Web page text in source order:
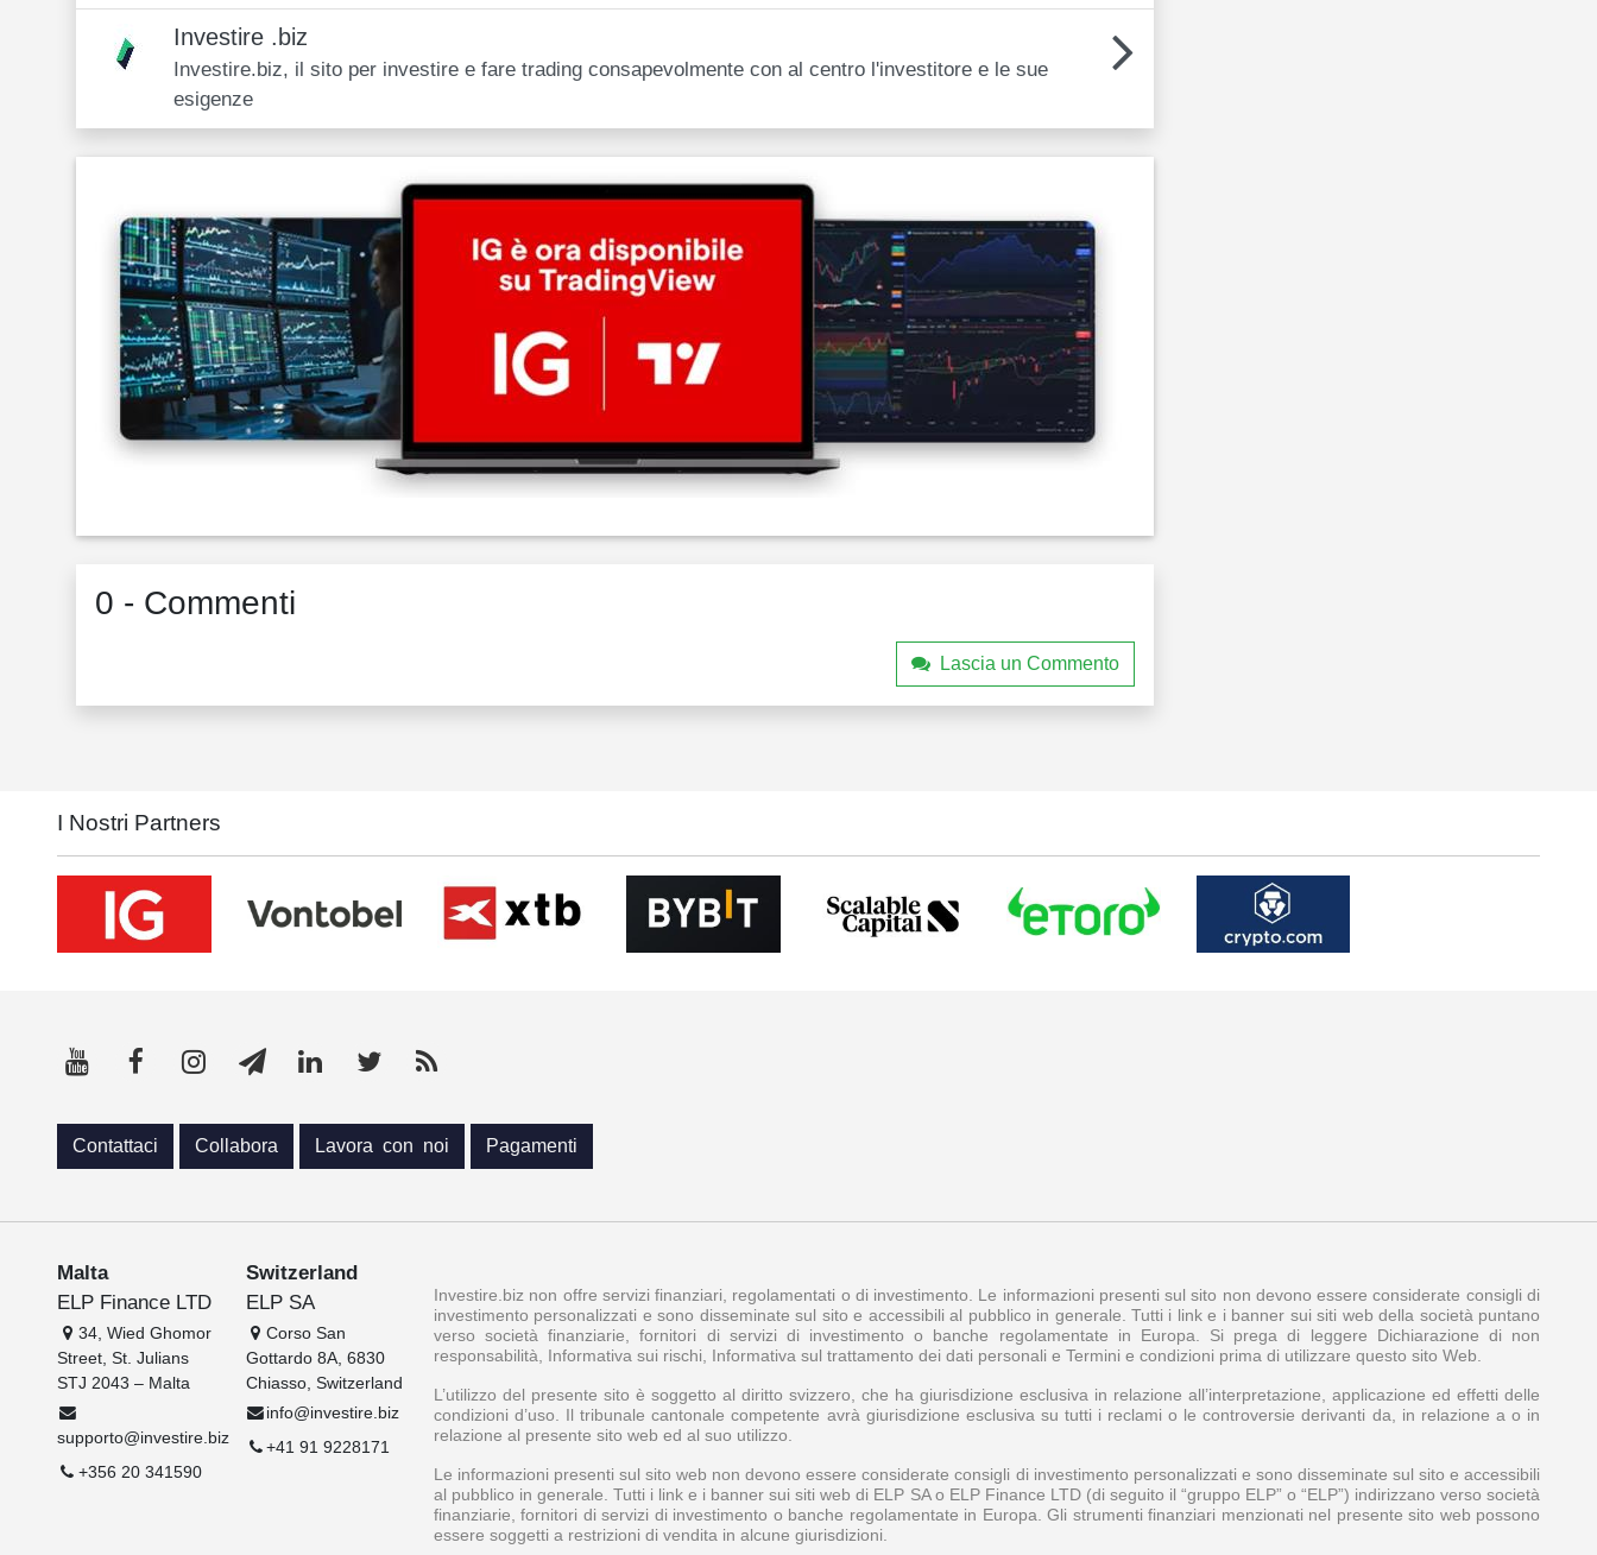
Investire .biz
Investire.biz, il sito per investire e fare trading consapevolmente con al centro l'investitore e le sue
esigenze
0 - Commenti
Lascia un Commento
I Nostri Partners
Contattaci Collabora Lavora con noi Pagamenti
Malta
ELP Finance LTD
34, Wied Ghomor
Street, St. Julians
STJ 2043 – Malta
supporto@investire.biz
+356 20 341590
Switzerland
ELP SA
Corso San
Gottardo 8A, 6830
Chiasso, Switzerland
info@investire.biz
+41 91 9228171
Investire.biz non offre servizi finanziari, regolamentati o di investimento. Le informazioni presenti sul sito non devono essere considerate consigli di
investimento personalizzati e sono disseminate sul sito e accessibili al pubblico in generale. Tutti i link e i banner sui siti web della società puntano
verso società finanziarie, fornitori di servizi di investimento o banche regolamentate in Europa. Si prega di leggere Dichiarazione di non
responsabilità, Informativa sui rischi, Informativa sul trattamento dei dati personali e Termini e condizioni prima di utilizzare questo sito Web.
L’utilizzo del presente sito è soggetto al diritto svizzero, che ha giurisdizione esclusiva in relazione all’interpretazione, applicazione ed effetti delle
condizioni d’uso. Il tribunale cantonale competente avrà giurisdizione esclusiva su tutti i reclami o le controversie derivanti da, in relazione a o in
relazione al presente sito web ed al suo utilizzo.
Le informazioni presenti sul sito web non devono essere considerate consigli di investimento personalizzati e sono disseminate sul sito e accessibili
al pubblico in generale. Tutti i link e i banner sui siti web di ELP SA o ELP Finance LTD (di seguito il “gruppo ELP” o “ELP”) indirizzano verso società
finanziarie, fornitori di servizi di investimento o banche regolamentate in Europa. Gli strumenti finanziari menzionati nel presente sito web possono
essere soggetti a restrizioni di vendita in alcune giurisdizioni.